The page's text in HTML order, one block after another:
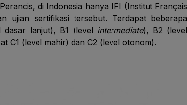
di Indonesia hanya IFI (Institut Français
ujian sertifikasi tersebut. Terdapat beberapa
lanjut), B1 (level intermediate), B2 (level
C1 (level mahir) dan C2 (level otonom).